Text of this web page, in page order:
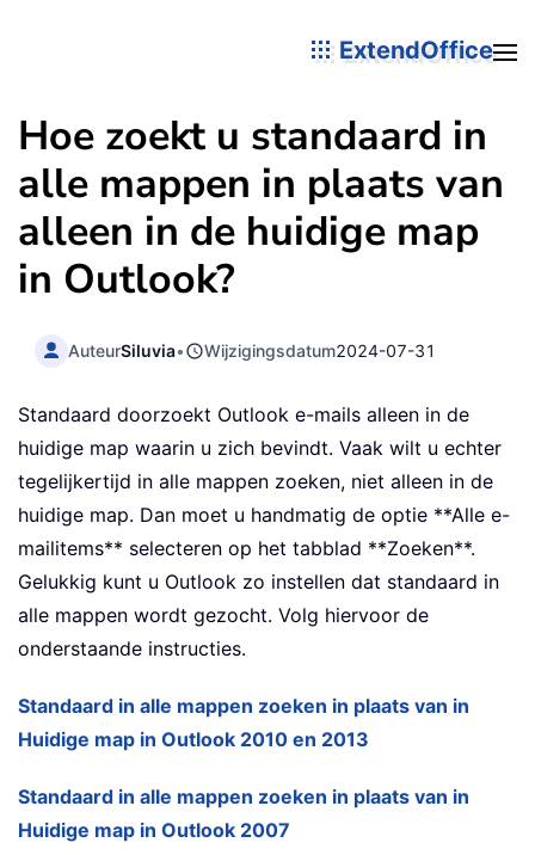
ExtendOffice
Hoe zoekt u standaard in
alle mappen in plaats van
alleen in de huidige map
in Outlook?
AuteurSiluvia• Wijzigingsdatum2024-07-31
Standaard doorzoekt Outlook e-mails alleen in de
huidige map waarin u zich bevindt. Vaak wilt u echter
tegelijkertijd in alle mappen zoeken, niet alleen in de
huidige map. Dan moet u handmatig de optie **Alle e-
mailitems** selecteren op het tabblad **Zoeken**.
Gelukkig kunt u Outlook zo instellen dat standaard in
alle mappen wordt gezocht. Volg hiervoor de
onderstaande instructies.
Standaard in alle mappen zoeken in plaats van in
Huidige map in Outlook 2010 en 2013
Standaard in alle mappen zoeken in plaats van in
Huidige map in Outlook 2007